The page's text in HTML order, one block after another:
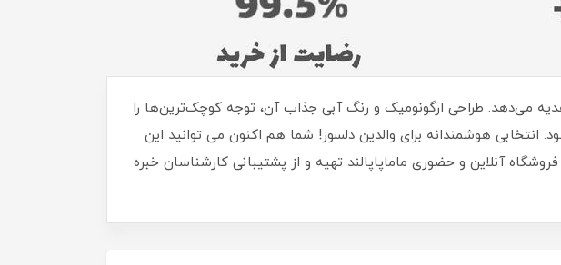
آرامش و راحتی را به کودک شما هدیه می‌دهد. طراحی ارگونومیک و رنگ آبی جذاب آن، توجه کوچک‌ترین‌ها را
هوشمندانه برای والدین دلسوز! شما هم اکنون می توانید این
آنلاین و حضوری ماماپاپالند تهیه و از پشتیبانی کارشناسان خبره